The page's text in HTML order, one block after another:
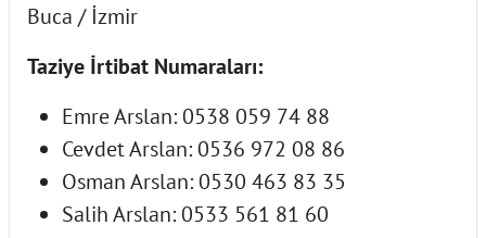
Buca / İzmir
Taziye İrtibat Numaraları:
Emre Arslan: 0538 059 74 88
Cevdet Arslan: 0536 972 08 86
Osman Arslan: 0530 463 83 35
Salih Arslan: 0533 561 81 60